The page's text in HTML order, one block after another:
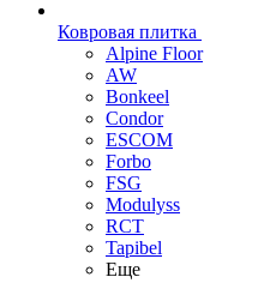
Ковровая плитка
Alpine Floor
AW
Bonkeel
Condor
ESCOM
Forbo
FSG
Modulyss
RCT
Tapibel
Еще